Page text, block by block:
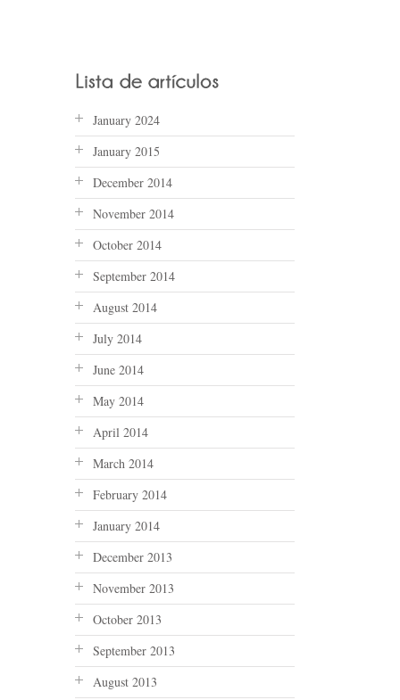
January 2024
January 2015
December 2014
November 2014
October 2014
September 2014
August 2014
July 2014
June 2014
May 2014
April 2014
March 2014
February 2014
January 2014
December 2013
November 2013
October 2013
September 2013
August 2013